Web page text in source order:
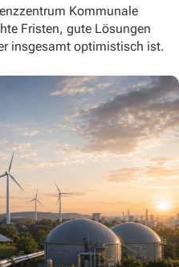
Kommunale
Fristen, gute Lösungen
insgesamt optimistisch ist.